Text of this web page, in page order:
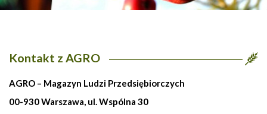
Kontakt z AGRO
AGRO – Magazyn Ludzi Przedsiębiorczych
00-930 Warszawa, ul. Wspólna 30